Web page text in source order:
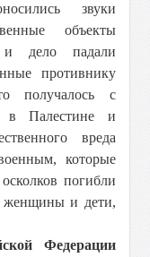
звуки
объекты
и дело падали
противнику
получалось с
в Палестине и
вреда
которые
погибли
женщины и дети,
Федерации